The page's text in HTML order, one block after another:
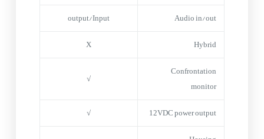
Audio in/out
output/Input
Hybrid
X
Confrontation
monitor
√
12VDC power output
√